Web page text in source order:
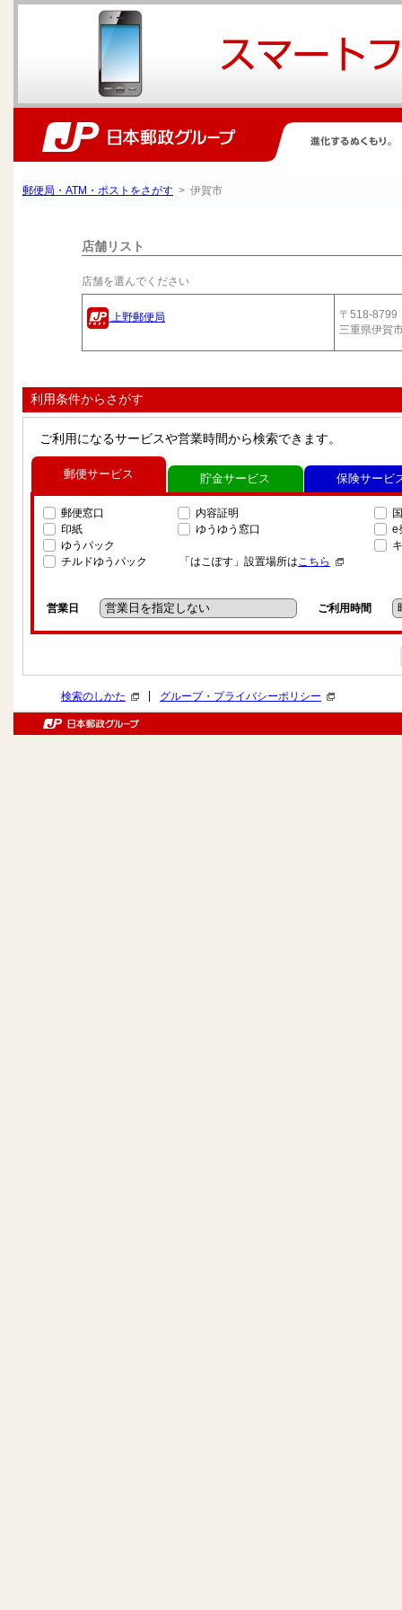
郵便局・ATM・ポストをさがす > 伊賀市
店舗リスト
店舗を選んでください
上野郵便局
〒518-8799
三重県伊賀
利用条件からさがす
ご利用になるサービスや営業時間から検索できます。
郵便サービス
郵便窓口
印紙
ゆうパック
チルドゆうパック
内容証明
ゆうゆう窓口
「はこぽす」設置場所はこちら
e
営業日 ご利用時間
貯金サービス 保険サービ
検索のしかた グループ・プライバシーポリシー